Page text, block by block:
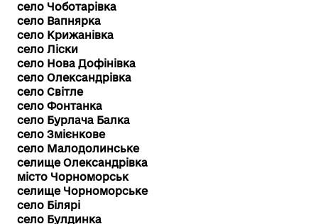
село Чоботарівка
село Вапнярка
село Крижанівка
село Ліски
село Нова Дофінівка
село Олександрівка
село Світле
село Фонтанка
село Бурлача Балка
село Змієнкове
село Малодолинське
селище Олександрівка
місто Чорноморськ
селище Чорноморське
село Білярі
село Булдинка